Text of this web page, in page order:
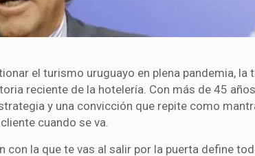
el turismo uruguayo en plena pandemia, la
reciente de la hotelería. Con más de 45
y una convicción que repite como
cuando se va.
la que te vas al salir por la puerta define